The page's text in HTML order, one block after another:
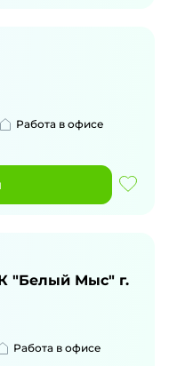
Работа в офисе
"Белый Мыс" г.
Работа в офисе